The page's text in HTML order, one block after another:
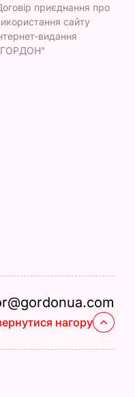
приєднання про
сайту
видання
нагору